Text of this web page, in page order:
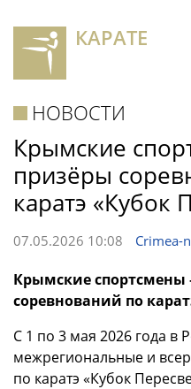
КАРАТЕ
НОВОСТИ
Крымские
призёры
каратэ «Кубок
07.05.2026 10:08 Crimea-
Крымские
соревнований по
С 1 по 3 мая 2026 года в
межрегиональные и
по каратэ «Кубок